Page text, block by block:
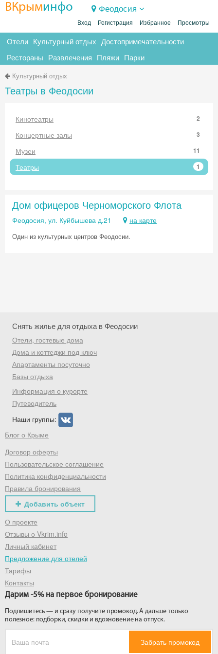
ВКрыминфо Феодосия
Вход Регистрация Избранное Просмотры
Отели Культурный отдых Достопримечательности
Рестораны Развлечения Пляжи Парки
Культурный отдых
Театры в Феодосии
Кинотеатры 2
Концертные залы 3
Музеи 11
Театры 1
Дом офицеров Черноморского Флота
Феодосия, ул. Куйбышева д.21 на карте
Один из культурных центров Феодосии.
Снять жилье для отдыха в Феодосии
Отели, гостевые дома
Дома и коттеджи под ключ
Апартаменты посуточно
Базы отдыха
Информация о курорте
Путеводитель
Наши группы:
Блог о Крыме
Договор оферты
Пользовательское соглашение
Политика конфиденциальности
Правила бронирования
Добавить объект
О проекте
Отзывы о Vkrim.info
Личный кабинет
Предложение для отелей
Тарифы
Контакты
Дарим -5% на первое бронирование
Подпишитесь — и сразу получите промокод. А дальше только
полезное: подборки, скидки и вдохновение на отпуск.
Забрать промокод
Скидка −5%
Хочешь дешевле? Оставь почту и получи
промокод на первое бронирование!